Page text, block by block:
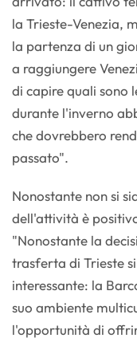
la Trieste-Venezia,
la partenza di un
a raggiungere
di capire quali sono
durante l'inverno
che dovrebbero
passato".
Nonostante non si
dell'attività è
"Nonostante la
trasferta di Trieste
interessante: la
suo ambiente
l'opportunità di